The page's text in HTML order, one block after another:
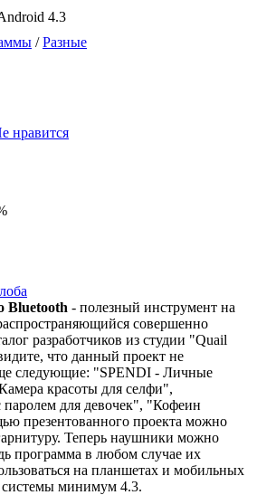
4.3
/Разные
нравится
Bluetooth - полезный инструмент на
совершенно
разработчиков из студии "Quail
что данный проект не
следующие: "SPENDI - Личные
красоты для селфи",
для девочек", "Кофеин
презентованного проекта можно
Теперь наушники можно
программа в любом случае их
на планшетах и мобильных
системы минимум 4.3.